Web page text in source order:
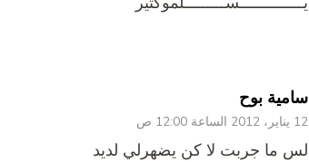
سامية بوح
12 يناير، 2012 الساعة 12:00 ص
لس ما جربت لا كن يضهرلي لديد